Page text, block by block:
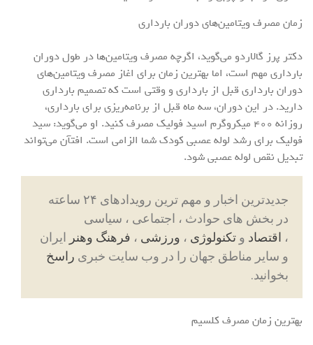
زمان مصرف ویتامین‌های دوران بارداری
دکتر پرز گالاردو می‌گوید، اگرچه مصرف ویتامین‌ها در طول دوران
بارداری مهم است، اما بهترین زمان برای اغاز مصرف ویتامین‌های
دوران بارداری قبل از بارداری و وقتی است که تصمیم بارداری
دارید. در این دوران، سه ماه قبل از برنامه‌ریزی برای بارداری،
روزانه ۴۰۰ میکروگرم اسید فولیک مصرف کنید. او می‌گوید: سید
فولیک برای رشد لوله عصبی کودک شما الزامی است. افتآن می‌تواند
تبدیل نقص لوله عصبی شود.
جدیدترین اخبار و مهم ترین رویدادهای ۲۴ ساعته
در بخش های حوادث ، اجتماعی ، سیاسی
، اقتصاد و تکنولوژی ، ورزشی ، فرهنگ وهنر ایران
و سایر مناطق جهان را در وب سایت خبری راسخ
بخوانید.
بهترین زمان مصرف کلسیم